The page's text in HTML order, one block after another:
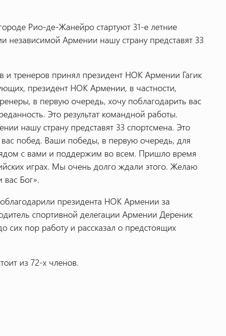
Рио-де-Жанейро стартуют 31-е летние
независимой Армении нашу страну представят 33
и тренеров принял президент НОК Армении Гагик
президент НОК Армении, в частности,
в первую очередь, хочу поблагодарить вас
Это результат командной работы.
нашу страну представят 33 спортсмена. Это
вас побед. Ваши победы, в первую очередь, для
с вами и поддержим во всем. Пришло время
играх. Мы очень долго ждали этого. Желаю
вас Бог».
президента НОК Армении за
спортивной делегации Армении Дереник
сих пор работу и рассказал о предстоящих
из 72-х членов.